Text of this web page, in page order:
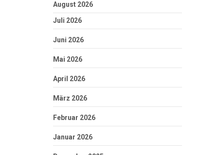
August 2026
Juli 2026
Juni 2026
Mai 2026
April 2026
März 2026
Februar 2026
Januar 2026